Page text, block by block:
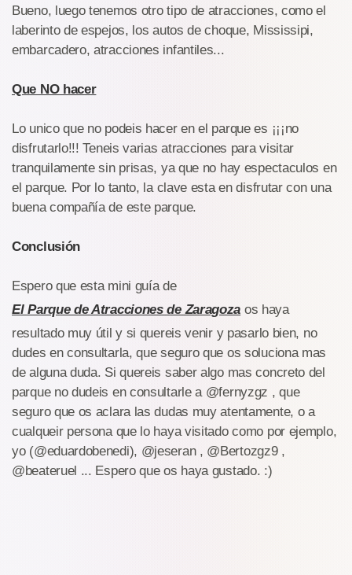
Bueno, luego tenemos otro tipo de atracciones, como el
laberinto de espejos, los autos de choque, Mississipi,
embarcadero, atracciones infantiles...
Que NO hacer
Lo unico que no podeis hacer en el parque es ¡¡¡no
disfrutarlo!!! Teneis varias atracciones para visitar
tranquilamente sin prisas, ya que no hay espectaculos en
el parque. Por lo tanto, la clave esta en disfrutar con una
buena compañía de este parque.
Conclusión
Espero que esta mini guía de
El Parque de Atracciones de Zaragoza os haya
resultado muy útil y si quereis venir y pasarlo bien, no
dudes en consultarla, que seguro que os soluciona mas
de alguna duda. Si quereis saber algo mas concreto del
parque no dudeis en consultarle a @fernyzgz , que
seguro que os aclara las dudas muy atentamente, o a
cualqueir persona que lo haya visitado como por ejemplo,
yo (@eduardobenedi), @jeseran , @Bertozgz9 ,
@beateruel ... Espero que os haya gustado. :)